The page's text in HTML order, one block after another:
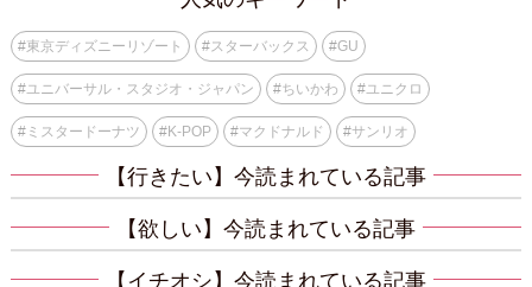
#東京ディズニーリゾート #スターバックス #GU
#ユニバーサル・スタジオ・ジャパン #ちいかわ #ユニクロ
#ミスタードーナツ #K-POP #マクドナルド #サンリオ
【行きたい】今読まれている記事
【欲しい】今読まれている記事
【イチオシ】今読まれている記事